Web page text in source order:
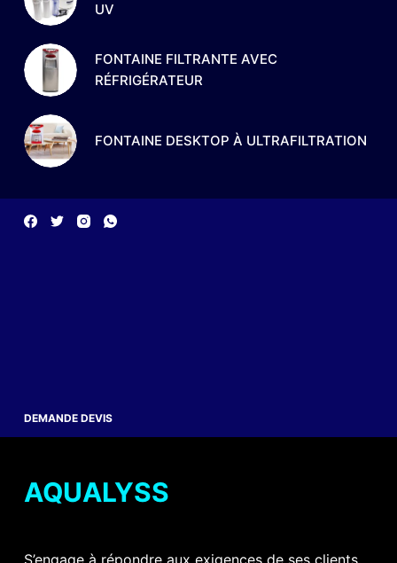
UV
FONTAINE FILTRANTE AVEC
RÉFRIGÉRATEUR
FONTAINE DESKTOP À ULTRAFILTRATION
DEMANDE DEVIS
AQUALYSS